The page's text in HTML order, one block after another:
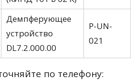
Демпферующее
устройство
DL7.2.000.00
P-UN-
021
по телефону: